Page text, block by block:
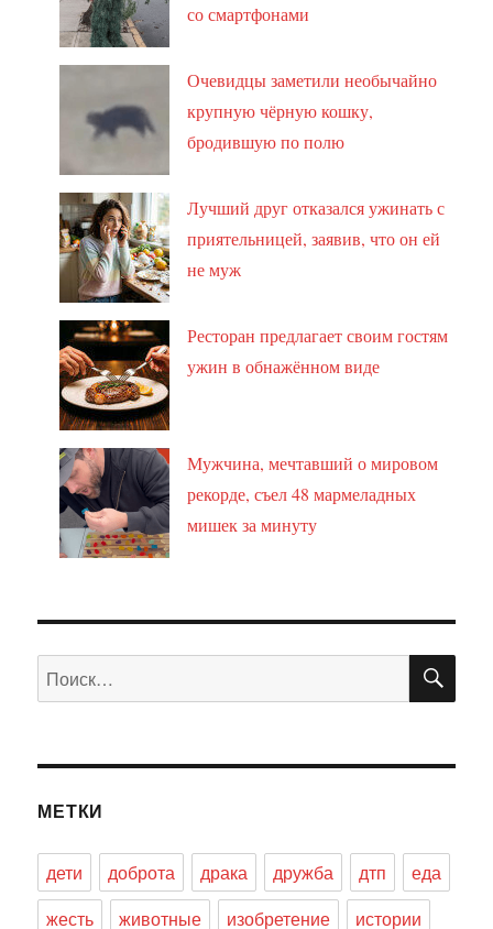
со смартфонами
Очевидцы заметили необычайно
крупную чёрную кошку,
бродившую по полю
Лучший друг отказался ужинать с
приятельницей, заявив, что он ей
не муж
Ресторан предлагает своим гостям
ужин в обнажённом виде
Мужчина, мечтавший о мировом
рекорде, съел 48 мармеладных
мишек за минуту
Искать:
МЕТКИ
дети доброта драка дружба дтп
еда
жесть
животные изобретение истории